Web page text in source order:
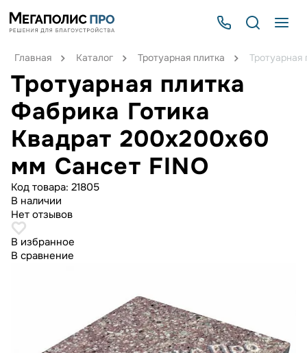
Главная Каталог Тротуарная плитка
Тротуарная плитка
Фабрика Готика
Квадрат 200х200х60
мм Сансет FINO
Код товара: 21805
В наличии
Нет отзывов
В избранное
В сравнение